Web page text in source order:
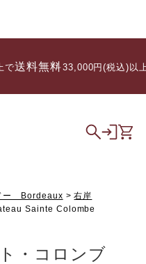
送料無料/ 33,000円(税込)以上
ー Bordeaux
右岸
Sainte Colombe
・コロンブ